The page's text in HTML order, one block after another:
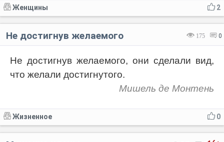
2
Женщины
175 0
Не достигнув желаемого
Не достигнув желаемого, они сделали вид,
что желали достигнутого.
Мишель де Монтень
0
Жизненное